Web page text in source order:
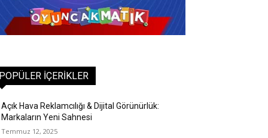
İÇERIKLER
Açık Hava Reklamcılığı & Dijital Görünürlük:
Markaların Yeni Sahnesi
Temmuz 12, 2025